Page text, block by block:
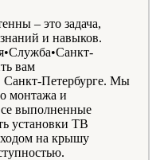
– это задача,
знаний и навыков.
вам
Петербурге. Мы
монтажа и
выполненные
установки ТВ
на крышу